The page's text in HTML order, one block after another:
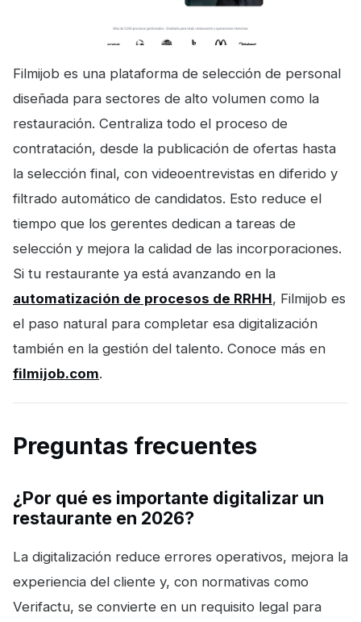
Filmijob es una plataforma de selección de personal
diseñada para sectores de alto volumen como la
restauración. Centraliza todo el proceso de
contratación, desde la publicación de ofertas hasta
la selección final, con videoentrevistas en diferido y
filtrado automático de candidatos. Esto reduce el
tiempo que los gerentes dedican a tareas de
selección y mejora la calidad de las incorporaciones.
Si tu restaurante ya está avanzando en la
automatización de procesos de RRHH, Filmijob es
el paso natural para completar esa digitalización
también en la gestión del talento. Conoce más en
filmijob.com.
Preguntas frecuentes
¿Por qué es importante digitalizar un
restaurante en 2026?
La digitalización reduce errores operativos, mejora la
experiencia del cliente y, con normativas como
Verifactu, se convierte en un requisito legal para